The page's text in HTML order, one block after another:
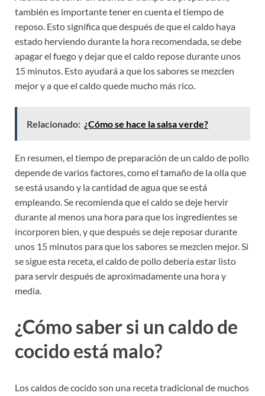
también es importante tener en cuenta el tiempo de
reposo. Esto significa que después de que el caldo haya
estado herviendo durante la hora recomendada, se debe
apagar el fuego y dejar que el caldo repose durante unos
15 minutos. Esto ayudará a que los sabores se mezclen
mejor y a que el caldo quede mucho más rico.
Relacionado: ¿Cómo se hace la salsa verde?
En resumen, el tiempo de preparación de un caldo de pollo
depende de varios factores, como el tamaño de la olla que
se está usando y la cantidad de agua que se está
empleando. Se recomienda que el caldo se deje hervir
durante al menos una hora para que los ingredientes se
incorporen bien, y que después se deje reposar durante
unos 15 minutos para que los sabores se mezclen mejor. Si
se sigue esta receta, el caldo de pollo debería estar listo
para servir después de aproximadamente una hora y
media.
¿Cómo saber si un caldo de
cocido está malo?
Los caldos de cocido son una receta tradicional de muchos